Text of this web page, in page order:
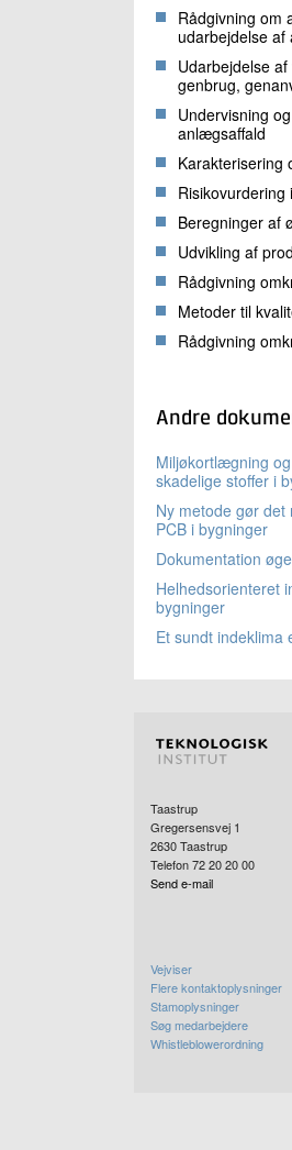
Rådgivning om
udarbejdelse af
Udarbejdelse
genbrug,
Undervisning
anlægsaffald
Karakterisering
Beregninger af
Udvikling af
Rådgivning
Metoder til
Rådgivning
Andre
Miljøkortlægning
skadelige stoffer i
Ny metode gør
PCB i bygninger
Dokumentation
Helhedsorienteret
bygninger
Et sundt indeklima
Taastrup
Gregersensvej 1
2630Taastrup
Telefon 72 20 20 00
Send e-mail
Vejviser
Flere kontaktoplysninger
Stamoplysninger
Søg medarbejdere
Whistleblowerordning